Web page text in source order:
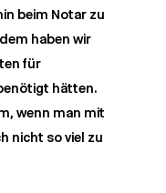
beim Notar zu
haben wir
für
hätten.
wenn man mit
nicht so viel zu